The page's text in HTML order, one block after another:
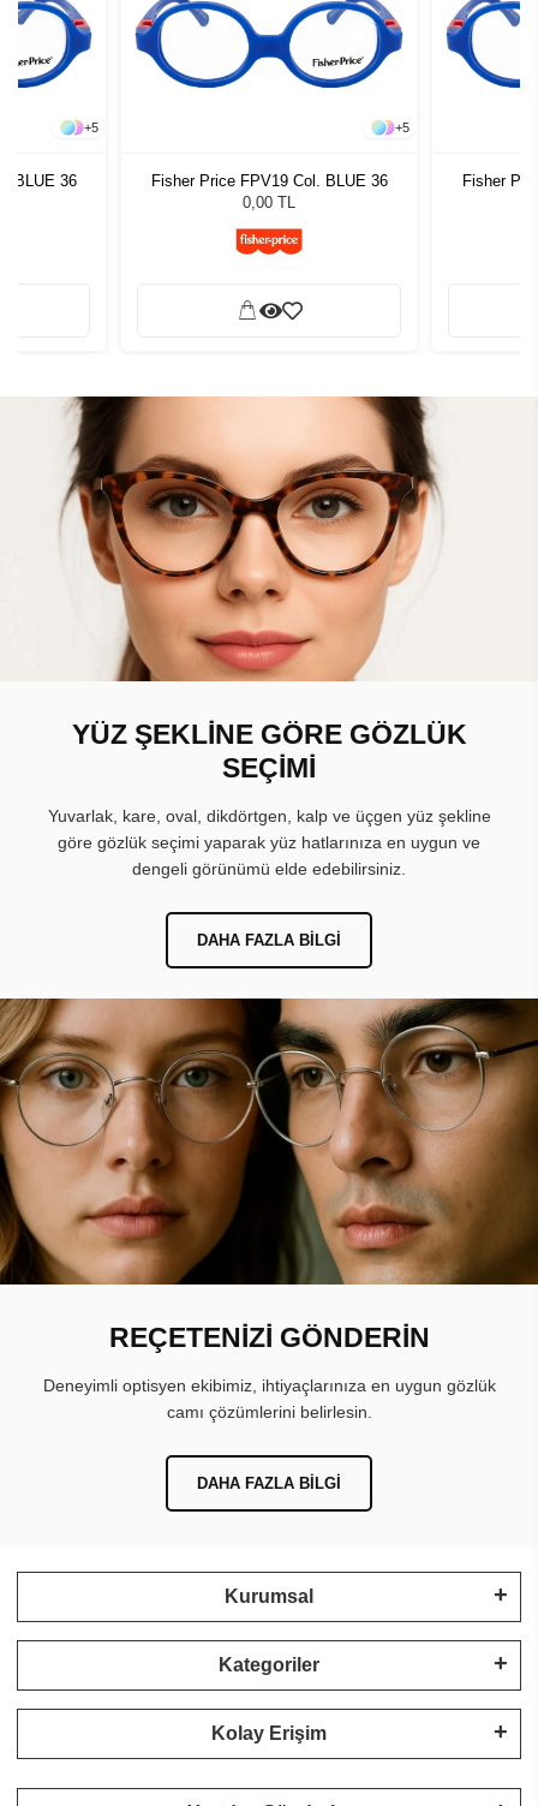
+5
BLUE 36
+5
Fisher Price FPV19 Col. BLUE 36
0,00 TL
Fisher
YÜZ ŞEKLİNE GÖRE GÖZLÜK
SEÇİMİ
Yuvarlak, kare, oval, dikdörtgen, kalp ve üçgen yüz şekline
göre gözlük seçimi yaparak yüz hatlarınıza en uygun ve
dengeli görünümü elde edebilirsiniz.
DAHA FAZLA BILGI
REÇETENİZİ GÖNDERİN
Deneyimli optisyen ekibimiz, ihtiyaçlarınıza en uygun gözlük
camı çözümlerini belirlesin.
DAHA FAZLA BILGI
Kurumsal
Kategoriler
Kolay Erişim